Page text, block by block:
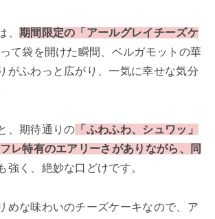
、 期間限定の「アールグレイチーズケ
て袋を開けた瞬間、ベルガモットの華
がふわっと広がり、一気に幸せな気分
、期待通りの 「ふわふわ、シュワッ」
レ特有のエアリーさがありながら、同
強く、絶妙な口どけです。
めな味わいのチーズケーキなので、ア